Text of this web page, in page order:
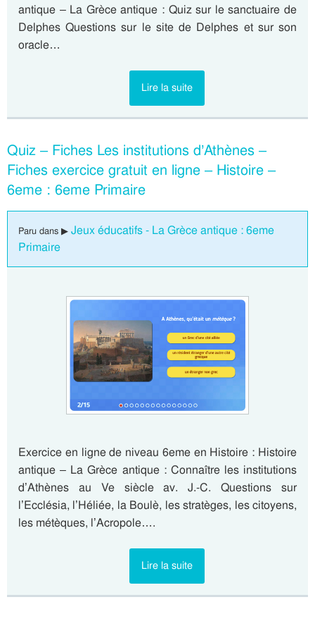
antique – La Grèce antique : Quiz sur le sanctuaire de
Delphes Questions sur le site de Delphes et sur son
oracle…
Lire la suite
Quiz – Fiches Les institutions d’Athènes –
Fiches exercice gratuit en ligne – Histoire –
6eme : 6eme Primaire
Paru dans ▶ Jeux éducatifs - La Grèce antique : 6eme
Primaire
Exercice en ligne de niveau 6eme en Histoire : Histoire
antique – La Grèce antique : Connaître les institutions
d’Athènes au Ve siècle av. J.-C. Questions sur
l’Ecclésia, l’Héliée, la Boulè, les stratèges, les citoyens,
les métèques, l’Acropole….
Lire la suite